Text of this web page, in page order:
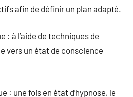
afin de définir un plan adapté.
: à l’aide de techniques de
vers un état de conscience
: une fois en état d’hypnose, le